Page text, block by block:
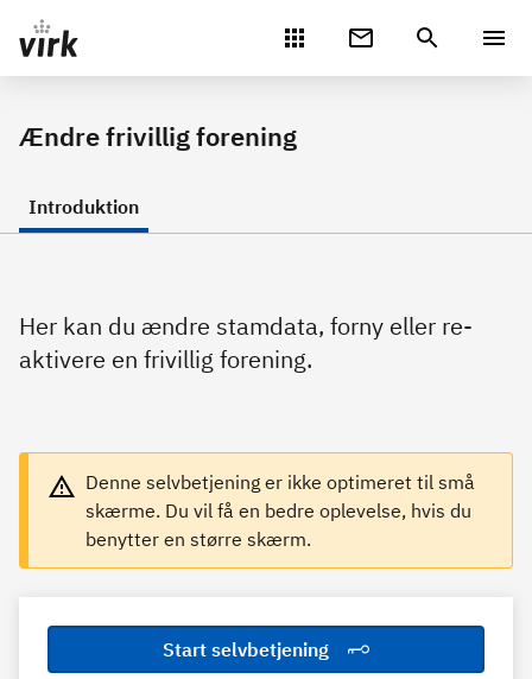
Gå direkte til indhold
Ændre frivillig forening
Introduktion
Her kan du ændre stamdata, forny eller re-
aktivere en frivillig forening.
Denne selvbetjening er ikke optimeret til små
skærme. Du vil få en bedre oplevelse, hvis du
benytter en større skærm.
Start selvbetjening